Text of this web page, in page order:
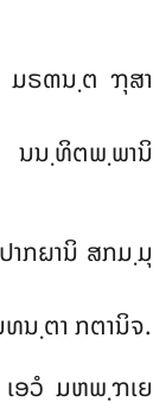
ມຣຓນ຺ຕ ຠຸສາ
ນນ຺ທິຕພ຺ພານິ
ກຏານິ ສກມ຺ມຸ
ນ຺ຕາ ກຕານິຈ.
ອວໍ ມຫພ຺ຠເຍ